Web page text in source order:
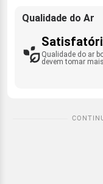
Qualidade do Ar
Qualidade do ar
devem tomar